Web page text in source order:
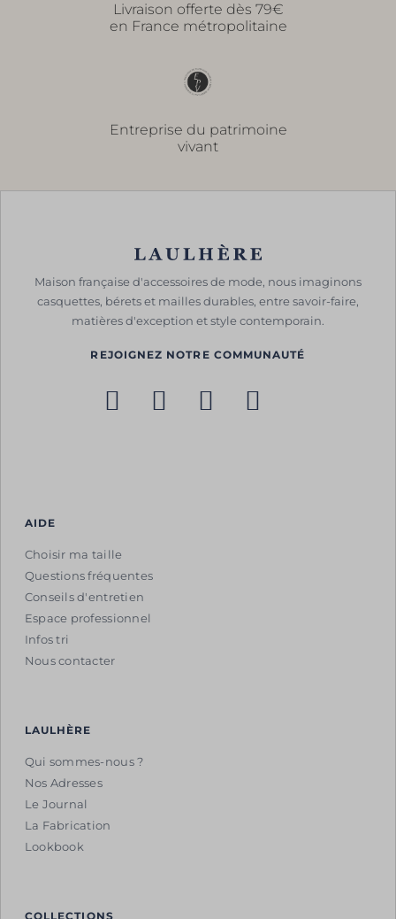
Livraison offerte dès 79€
en France métropolitaine
Entreprise du patrimoine
vivant
Maison française d'accessoires de mode, nous imaginons
casquettes, bérets et mailles durables, entre savoir-faire,
matières d'exception et style contemporain.
REJOIGNEZ NOTRE COMMUNAUTÉ
AIDE
Choisir ma taille
Questions fréquentes
Conseils d'entretien
Espace professionnel
Infos tri
Nous contacter
LAULHÈRE
Qui sommes-nous ?
Nos Adresses
Le Journal
La Fabrication
Lookbook
COLLECTIONS